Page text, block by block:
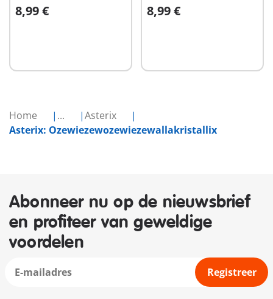
Home ...
Asterix
Asterix: Ozewiezewozewiezewallakristallix
8,99 €
In winkelwagen 8,99 €
In winkelwagen
Abonneer nu op de nieuwsbrief
en profiteer van geweldige
voordelen
Registreer